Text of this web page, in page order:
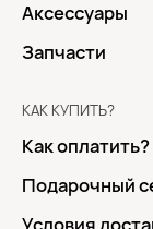
Аксессуары
Запчасти
КАК КУПИТЬ?
Как оплатить?
Подарочный